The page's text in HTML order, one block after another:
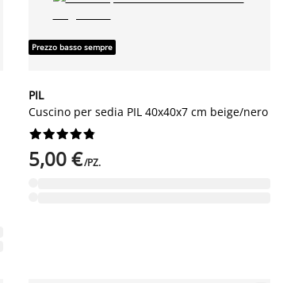
Prezzo basso sempre
PIL
Cuscino per sedia PIL 40x40x7 cm beige/nero






5,00 €/PZ.